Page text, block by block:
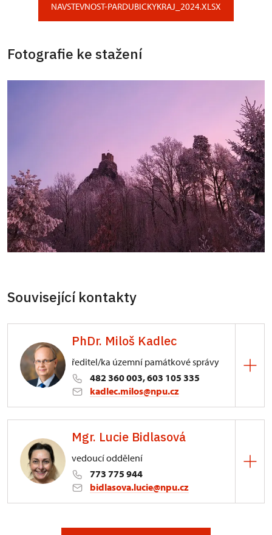
NAVSTEVNOST-PARDUBICKYKRAJ_2024.XLSX
Fotografie ke stažení
Související kontakty
PhDr. Miloš Kadlec
ředitel/ka územní památkové správy
482 360 003, 603 105 335
kadlec.milos@npu.cz
3/, Sychrov 3
Mgr. Lucie Bidlasová
vedoucí oddělení
773 775 944
bidlasova.lucie@npu.cz